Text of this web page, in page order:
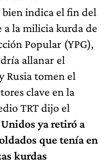
indica el fin del
a la milicia kurda de
Popular (YPG),
allanar el
Rusia tomen el
clave en la
TRT dijo el
ya retiró a
que tenía en
kurdas